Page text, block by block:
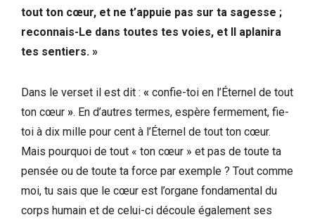
tout ton cœur, et ne t’appuie pas sur ta sagesse ;
reconnais-Le dans toutes tes voies, et Il aplanira
tes sentiers. »
Dans le verset il est dit : « confie-toi en l’Éternel de tout
ton cœur ». En d’autres termes, espère fermement, fie-
toi à dix mille pour cent à l’Éternel de tout ton cœur.
Mais pourquoi de tout « ton cœur » et pas de toute ta
pensée ou de toute ta force par exemple ? Tout comme
moi, tu sais que le cœur est l’organe fondamental du
corps humain et de celui-ci découle également ses